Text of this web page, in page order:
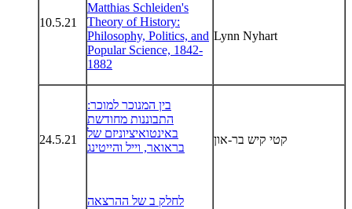
Lynn Nyhart
Matthias Schleiden's
Theory of History:
Philosophy, Politics, and
Popular Science, 1842-
1882
10.5.21
קטי קיש בר-און
בין המנוכר למוכר:
התבוננות מחודשת
באינטואיציוניזם של
בראואר, וייל והייטינג
לחלק ב של ההרצאה
24.5.21